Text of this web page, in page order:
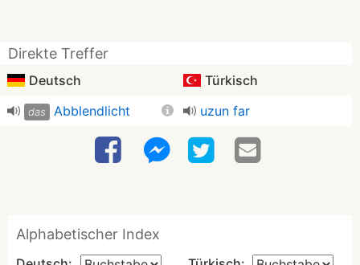
Direkte Treffer
Deutsch Türkisch
das Abblendlicht uzun far
Alphabetischer Index